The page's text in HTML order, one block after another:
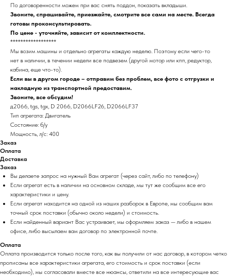
По договоренности можем при вас снять поддон, показать вкладыши.
Звоните, спрашивайте, приезжайте, смотрите все сами на месте. Всегда
готовы проконсультировать.
По цене - уточняйте, зависит от комплектности.
******************
Мы возим машины и отдельно агрегаты каждую неделю. Поэтому если чего-то
нет в наличии, в течении недели все подвезем (другой мотор или кпп, редуктор,
кабина, еще что-то).
Если вы в другом городе – отправим без проблем, все фото с отгрузки и
накладную из транспортной предоставим.
Звоните, все обсудим!
д2066, tgs, tgx, D 2066, D2066LF26, D2066LF37
Тип агрегата: Двигатель
Состояние: б/у
Мощность, л/с: 400
Заказ
Оплата
Доставка
Заказ
Вы делаете запрос на нужный Вам агрегат (через сайт, либо по телефону)
Если агрегат есть в наличии на основном складе, мы тут же сообщим все его
характеристики и цену.
Если агрегат находится на одной из наших разборок в Европе, мы сообщим вам
точный срок поставки (обычно около недели) и стоимость.
Если найденный вариант Вас устраивает, мы оформляем заказ — либо в нашем
офисе, либо высылаем вам договор по электронной почте.
Оплата
Оплата производится только после того, как вы получили от нас договор, в котором четко
прописаны все характеристики агрегата, его стоимость и срок поставки (если
необходимо), мы согласовали вместе все нюансы, ответили на все интересующие вас